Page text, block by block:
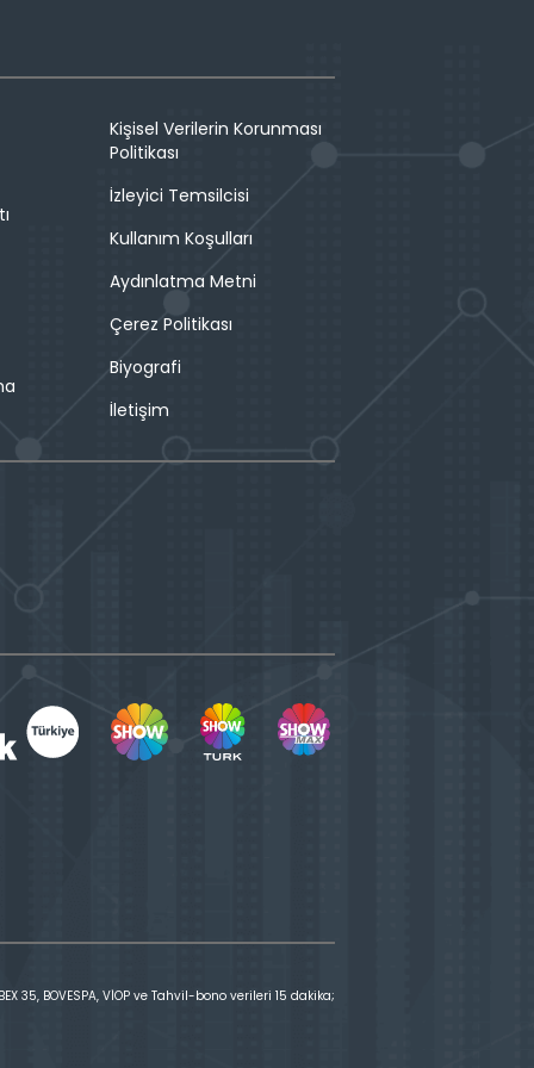
Kişisel Verilerin Korunması
Politikası
İzleyici Temsilcisi
Kullanım Koşulları
Aydınlatma Metni
Çerez Politikası
Biyografi
İletişim
35, BOVESPA, VİOP ve Tahvil-bono verileri 15 dakika;